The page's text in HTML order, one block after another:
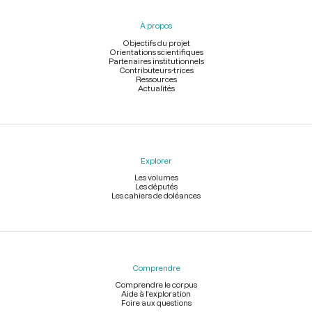
À propos
Objectifs du projet
Orientations scientifiques
Partenaires institutionnels
Contributeurs-trices
Ressources
Actualités
Explorer
Les volumes
Les députés
Les cahiers de doléances
Comprendre
Comprendre le corpus
Aide à l'exploration
Foire aux questions